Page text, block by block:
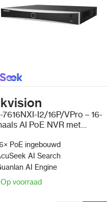
7616NXI-I2/16P/VPro – 16-
AI PoE NVR met
PoE ingebouwd
AI Search
AI Engine
Op voorraad